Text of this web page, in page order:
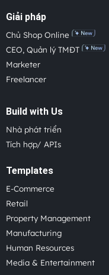
Giải pháp
Chủ Shop Online
CEO, Quản lý TMĐT
Marketer
Freelancer
Build with Us
Nhà phát triển
Tích hợp/ APIs
Templates
E-Commerce
Retail
Property Management
Manufacturing
Human Resources
Media & Entertainment